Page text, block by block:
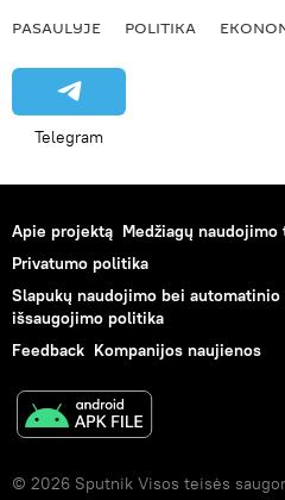
PASAULYJE POLITIKA
Telegram
Apie projektą Medžiagų naudojimo
Privatumo politika
Slapukų naudojimo bei automatinio
išsaugojimo politika
Feedback Kompanijos naujienos
© 2026 Sputnik Visos teisės